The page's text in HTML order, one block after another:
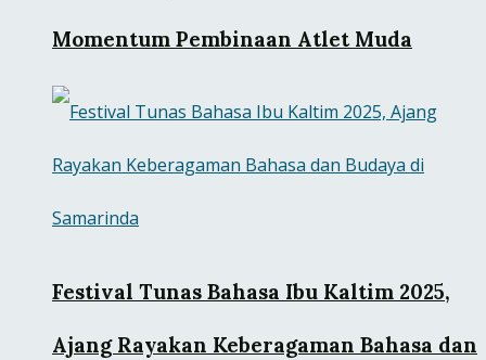
Momentum Pembinaan Atlet Muda
Festival Tunas Bahasa Ibu Kaltim 2025,
Ajang Rayakan Keberagaman Bahasa dan